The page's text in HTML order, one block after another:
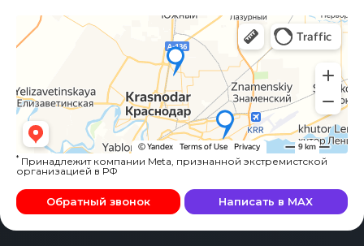
* Принадлежит компании Meta, признанной экстремистской
организацией в РФ
Обратный звонок Написать в MAX